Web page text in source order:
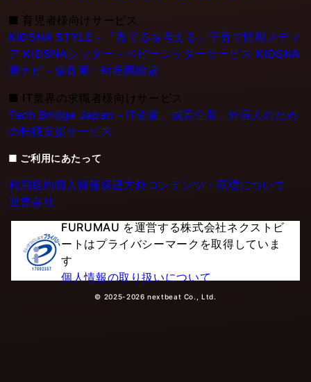
■ 育児者様向けサービス
KIDSNA STYLE - 「育てるを考える」子育て情報メディ
ア KIDSNAシッター - ベビーシッターサービス KIDSNA
園ナビ - 保育園・幼稚園検索
■ IT業界の求職者様向けサービス
Tech Bridge Japan - IT企業、成長企業、外国人のため
の転職支援サービス
■ ご利用にあたって
利用規約個人情報保護方針コンテンツ・商標について
運営会社
FURUMAU を運営する株式会社ネクストビ
ートはプライバシーマークを取得していま
す
個人情報の取り扱いについて
© 2025-2026 nextbeat Co., Ltd.